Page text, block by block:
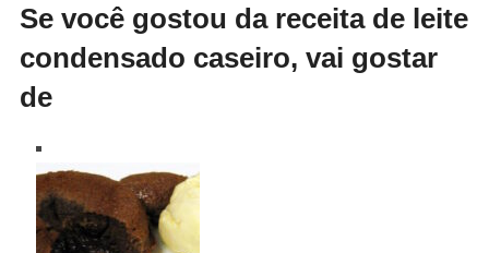
Se você gostou da receita de leite
condensado caseiro, vai gostar
de